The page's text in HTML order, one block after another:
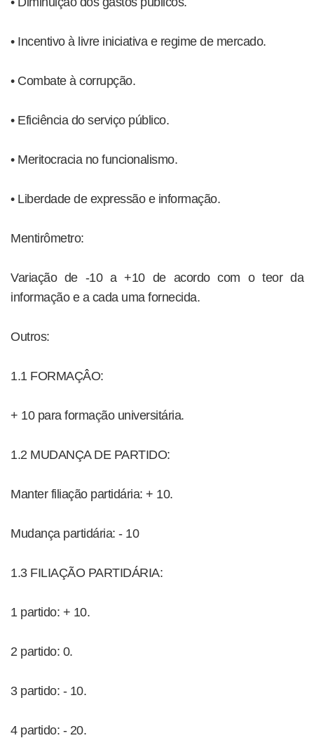
• Incentivo à livre iniciativa e regime de mercado.
• Combate à corrupção.
• Eficiência do serviço público.
• Meritocracia no funcionalismo.
• Liberdade de expressão e informação.
Mentirômetro:
Variação de -10 a +10 de acordo com o teor da
informação e a cada uma fornecida.
Outros:
1.1 FORMAÇÂO:
+ 10 para formação universitária.
1.2 MUDANÇA DE PARTIDO:
Manter filiação partidária: + 10.
Mudança partidária: - 10
1.3 FILIAÇÃO PARTIDÁRIA:
1 partido: + 10.
2 partido: 0.
3 partido: - 10.
4 partido: - 20.